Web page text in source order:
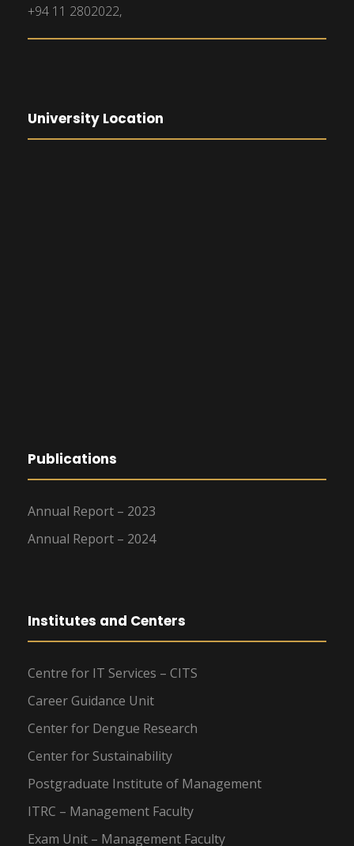
+94 11 2802022,
University Location
Publications
Annual Report – 2023
Annual Report – 2024
Institutes and Centers
Centre for IT Services – CITS
Career Guidance Unit
Center for Dengue Research
Center for Sustainability
Postgraduate Institute of Management
ITRC – Management Faculty
Exam Unit – Management Faculty